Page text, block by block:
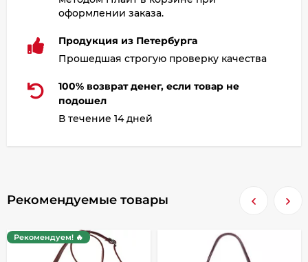
оформлении заказа.
Продукция из Петербурга
Прошедшая строгую проверку качества
100% возврат денег, если товар не
подошел
В течение 14 дней
Рекомендуемые товары
Рекомендуем! 🔥